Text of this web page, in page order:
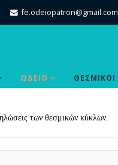
fe.odeiopatron@gmail.com
ΩΔΕΙΟ ΘΕΣΜΙΚΟΙ
των θεσμικών κύκλων.